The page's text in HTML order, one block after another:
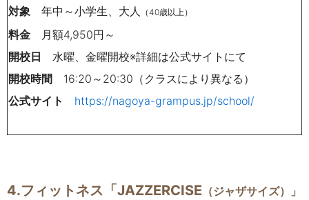
対象 年中～小学生、大人 （40歳以上）
料金 月額4,950円～
開校日 水曜、金曜開校※詳細は公式サイトにて
開校時間 16:20～20:30（クラスにより異なる）
公式サイト
https://nagoya-grampus.jp/school/
4.フィットネス「JAZZERCISE （ジャザサイズ）」